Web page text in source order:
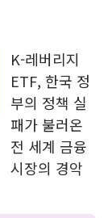
K-레버리지
ETF, 한국 정
부의 정책 실
패가 불러온
전 세계 금융
시장의 경악